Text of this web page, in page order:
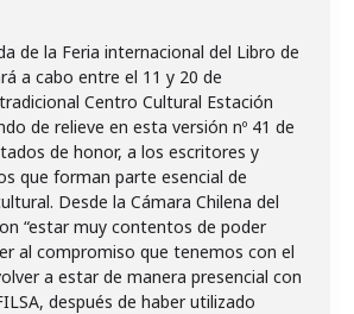
de la Feria internacional del Libro de
a cabo entre el 11 y 20 de
Centro Cultural Estación
de relieve en esta versión nº 41 de
de honor, a los escritores y
que forman parte esencial de
Desde la Cámara Chilena del
“estar muy contentos de poder
al compromiso que tenemos con el
a estar de manera presencial con
después de haber utilizado